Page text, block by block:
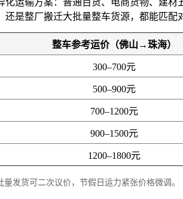
是整厂搬迁大批量整车货源，都能匹配
整车参考运价（佛山→珠海）
300–700元
500–900元
700–1200元
900–1500元
1200–1800元
发货可二次议价，节假日运力紧张价格微调。